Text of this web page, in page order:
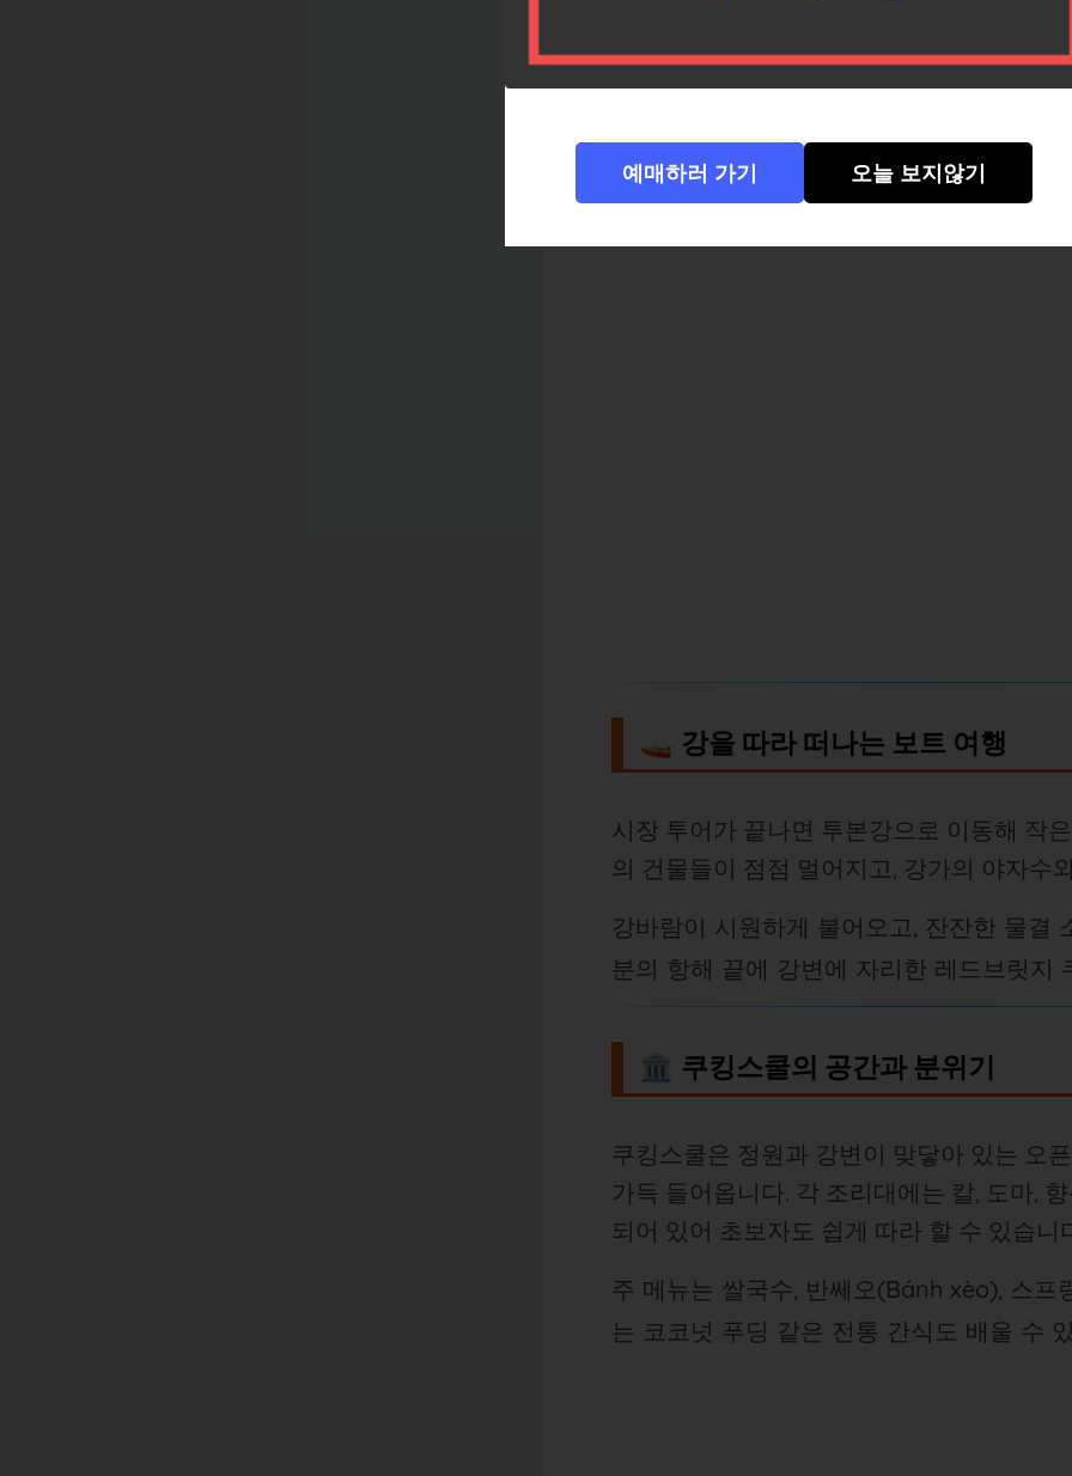
주는데, 이 과정만으로도 ‘베트남 음식 문
건 보너스입니다.
🚤 강을 따라 떠나는 보트 여행
시장 투어가 끝나면 투본강으로 이동해 작
의 건물들이 점점 멀어지고, 강가의 야자수
강바람이 시원하게 불어오고, 잔잔한 물결
분의 항해 끝에 강변에 자리한 레드브릿지
🏛 쿠킹스쿨의 공간과 분위기
쿠킹스쿨은 정원과 강변이 맞닿아 있는 오
가득 들어옵니다. 각 조리대에는 칼, 도마,
되어 있어 초보자도 쉽게 따라 할 수 있습니
주 메뉴는 쌀국수, 반쎄오(Bánh xèo), 스프
는 코코넛 푸딩 같은 전통 간식도 배울 수
예매하러 가기 오늘 보지않기